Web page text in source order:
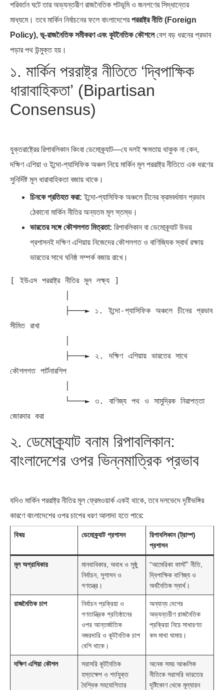
পরিবর্তন ঘটে তার অভ্যন্তরীণ রাজনৈতিক পটভূমি ও জনগণের সিদ্ধান্তের
মাধ্যমে। তবে মার্কিন নির্বাচনের ফলে বাংলাদেশেরপররাষ্ট্র নীতি (Foreign
Policy), ভূ-রাজনৈতিক সমীকরণ এবং কূটনৈতিক কৌশলেবেশ বড় ধরনের প্রভাব
পড়ার পথ উন্মুক্ত হয়।
১. মার্কিন পররাষ্ট্র নীতিতে ‘দ্বিপাক্ষিক
ধারাবাহিকতা’ (Bipartisan
Consensus)
যুক্তরাষ্ট্রের রিপাবলিকান কিংবা ডেমোক্র্যাট—যে দলই ক্ষমতায় থাকুক না কেন,
দক্ষিণ এশিয়া ও ইন্দো-প্যাসিফিক অঞ্চল নিয়ে মার্কিন মূল পররাষ্ট্র নীতিতে এক ধরণের
সুনির্দিষ্ট মূল ধারাবাহিকতা বজায় থাকে।
চিনকে প্রতিহত করা: ইন্দো-প্যাসিফিক অঞ্চলে চীনের ক্রমবর্ধমান প্রভাব
ঠেকানো মার্কিন নীতির অন্যতম মূল স্তম্ভ।
ভারতের সঙ্গে কৌশলগত মিত্রতা: রিপাবলিকান বা ডেমোক্র্যাট উভয়
প্রশাসনই দক্ষিণ এশিয়ায় নিজেদের কৌশলগত ও বাণিজ্যিক স্বার্থ রক্ষায়
ভারতের সাথে ঘনিষ্ঠ সম্পর্ক বজায় রাখে।
[ ইউএস পররাষ্ট্র নীতির মূল লক্ষ্য ]
সীমিত রাখা
কৌশলগত পার্টনারশিপ
২. ডেমোক্র্যাট বনাম রিপাবলিকান:
বাংলাদেশের ওপর ভিন্নমাত্রিক প্রভাব
যদিও মার্কিন পররাষ্ট্র নীতির মূল ফ্রেমওয়ার্ক একই থাকে, তবে দলভেদে দৃষ্টিভঙ্গির
কারণে বাংলাদেশের ওপর চাপের ধরণ আলাদা হতে পারে:
বিষয় ডেমোক্র্যাট প্রশাসন
রিপাবলিকান (ট্রাম্প)
প্রশাসন
মূল অগ্রাধিকার
মানবাধিকার, অবাধ ও সুষ্ঠু
নির্বাচন, সুশাসন ও
গণতন্ত্র।
“আমেরিকা ফার্স্ট” নীতি,
দ্বিপাক্ষিক বাণিজ্য ও
অর্থনৈতিক স্বার্থ।
রাজনৈতিক চাপ
নির্বাচন প্রক্রিয়া ও
গণতান্ত্রিক প্রতিষ্ঠানের
ওপর আন্তর্জাতিক
নজরদারি ও কূটনৈতিক চাপ
বেশি থাকে।
অন্যান্য দেশের
অভ্যন্তরীণ রাজনৈতিক
প্রক্রিয়া নিয়ে সাধারণত
কম মাথা ঘামায়।
দক্ষিণ এশিয়া কৌশল
সরাসরি কূটনৈতিক
হস্তক্ষেপ ও শর্তযুক্ত
বৈশ্বিক সহযোগিতার
অনেক সময় আঞ্চলিক
নীতিকে সরাসরি ভারতের
দৃষ্টিকোণ থেকে মূল্যায়ন